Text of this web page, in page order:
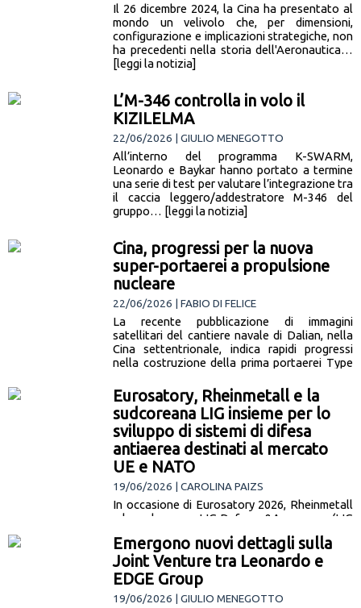
Il 26 dicembre 2024, la Cina ha presentato al
mondo un velivolo che, per dimensioni,
configurazione e implicazioni strategiche, non
ha precedenti nella storia dell'Aeronautica…
[leggi la notizia]
L’M-346 controlla in volo il
KIZILELMA
22/06/2026 | GIULIO MENEGOTTO
All’interno del programma K-SWARM,
Leonardo e Baykar hanno portato a termine
una serie di test per valutare l’integrazione tra
il caccia leggero/addestratore M-346 del
gruppo… [leggi la notizia]
Cina, progressi per la nuova
super-portaerei a propulsione
nucleare
22/06/2026 | FABIO DI FELICE
La recente pubblicazione di immagini
satellitari del cantiere navale di Dalian, nella
Cina settentrionale, indica rapidi progressi
nella costruzione della prima portaerei Type
Eurosatory, Rheinmetall e la
sudcoreana LIG insieme per lo
sviluppo di sistemi di difesa
antiaerea destinati al mercato
UE e NATO
19/06/2026 | CAROLINA PAIZS
In occasione di Eurosatory 2026, Rheinmetall
e la sudcoreana LIG Defense&Aerospace (LIG
partnership strategica per lo sviluppo e…
[leggi la notizia]
Emergono nuovi dettagli sulla
Joint Venture tra Leonardo e
EDGE Group
19/06/2026 | GIULIO MENEGOTTO